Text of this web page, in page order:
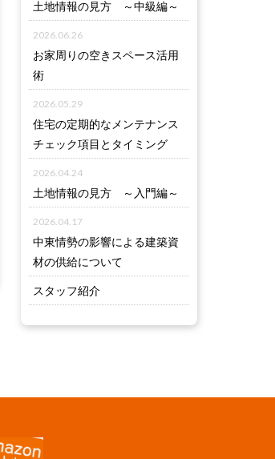
土地情報の見方 ～中級編～
2026.06.26
お家周りの空きスペース活用
術
2026.05.29
住宅の定期的なメンテナンス
チェック項目とタイミング
2026.04.24
土地情報の見方 ～入門編～
2026.04.17
中東情勢の影響による建築資
材の供給について
スタッフ紹介